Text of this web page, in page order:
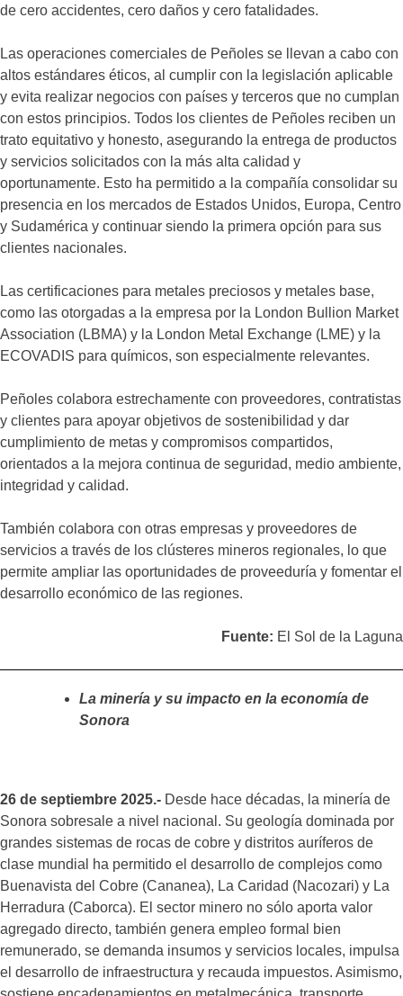
de cero accidentes, cero daños y cero fatalidades.
Las operaciones comerciales de Peñoles se llevan a cabo con
altos estándares éticos, al cumplir con la legislación aplicable
y evita realizar negocios con países y terceros que no cumplan
con estos principios. Todos los clientes de Peñoles reciben un
trato equitativo y honesto, asegurando la entrega de productos
y servicios solicitados con la más alta calidad y
oportunamente. Esto ha permitido a la compañía consolidar su
presencia en los mercados de Estados Unidos, Europa, Centro
y Sudamérica y continuar siendo la primera opción para sus
clientes nacionales.
Las certificaciones para metales preciosos y metales base,
como las otorgadas a la empresa por la London Bullion Market
Association (LBMA) y la London Metal Exchange (LME) y la
ECOVADIS para químicos, son especialmente relevantes.
Peñoles colabora estrechamente con proveedores, contratistas
y clientes para apoyar objetivos de sostenibilidad y dar
cumplimiento de metas y compromisos compartidos,
orientados a la mejora continua de seguridad, medio ambiente,
integridad y calidad.
También colabora con otras empresas y proveedores de
servicios a través de los clústeres mineros regionales, lo que
permite ampliar las oportunidades de proveeduría y fomentar el
desarrollo económico de las regiones.
Fuente: El Sol de la Laguna
La minería y su impacto en la economía de
Sonora
26 de septiembre 2025.- Desde hace décadas, la minería de
Sonora sobresale a nivel nacional. Su geología dominada por
grandes sistemas de rocas de cobre y distritos auríferos de
clase mundial ha permitido el desarrollo de complejos como
Buenavista del Cobre (Cananea), La Caridad (Nacozari) y La
Herradura (Caborca). El sector minero no sólo aporta valor
agregado directo, también genera empleo formal bien
remunerado, se demanda insumos y servicios locales, impulsa
el desarrollo de infraestructura y recauda impuestos. Asimismo,